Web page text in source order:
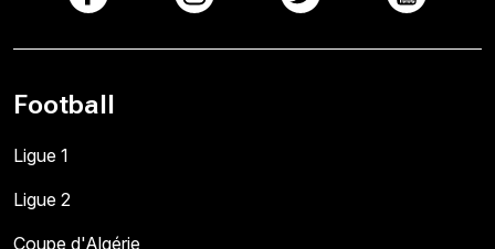
Football
Ligue 1
Ligue 2
Coupe d'Algérie